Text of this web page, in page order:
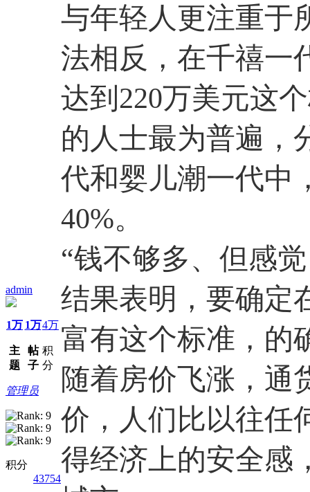
admin
1万
主
题
1万
帖
子
4万
积
分
管理员
积分
43754
与年轻人更注重于
法相反，在千禧一
达到220万美元这
的人士最为普遍，
代和婴儿潮一代中
40%。
“钱不够多、但感
结果表明，要确定
富有这个标准，的
随着房价飞涨，通
价，人们比以往任
得经济上的安全感